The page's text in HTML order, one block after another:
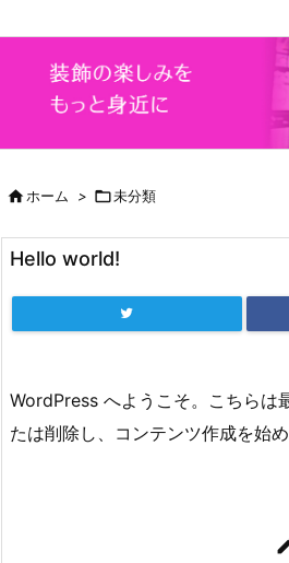
ホーム > 未分類
Hello world!
WordPress へようこそ。こちらは
たは削除し、コンテンツ作成を始め